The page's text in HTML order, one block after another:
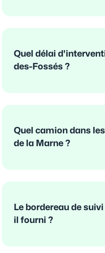
Quel délai
des-Fossés ?
Quel camion dans
de la Marne ?
Le bordereau de
il fourni ?